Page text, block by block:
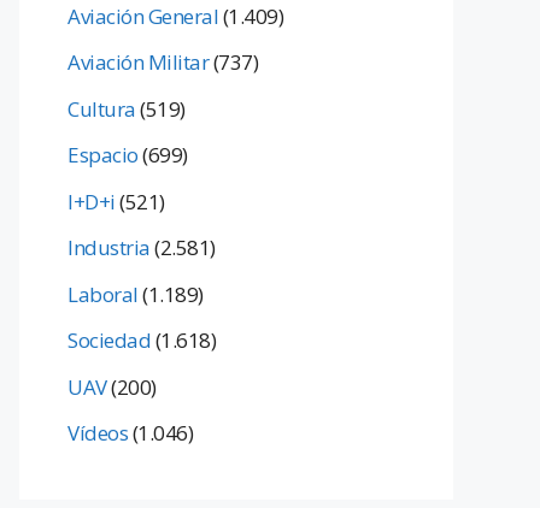
Aviación General(1.409)
Aviación Militar(737)
Cultura(519)
Espacio(699)
I+D+i(521)
Industria(2.581)
Laboral(1.189)
Sociedad(1.618)
UAV(200)
Vídeos(1.046)